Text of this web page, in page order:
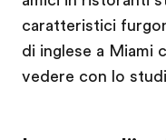
caratteristici
di inglese a Miami
vedere con lo